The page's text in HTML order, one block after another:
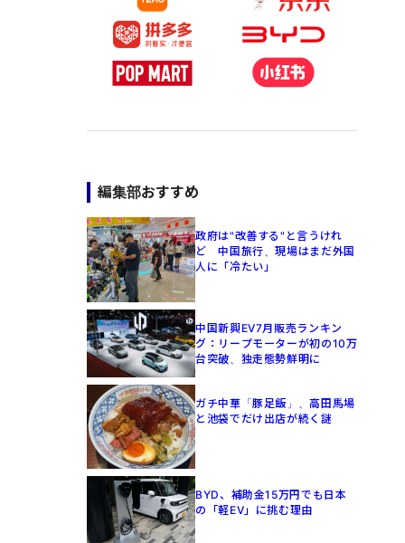
編集部おすすめ
政府は"改善する"と言うけれ
ど 中国旅行、現場はまだ外国
人に「冷たい」
中国新興EV7月販売ランキン
グ：リープモーターが初の10万
台突破、独走態勢鮮明に
ガチ中華「豚足飯」、高田馬場
と池袋でだけ出店が続く謎
BYD、補助金15万円でも日本
の「軽EV」に挑む理由